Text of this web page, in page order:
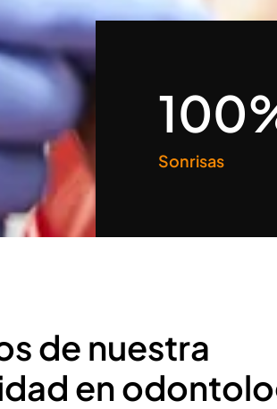
Sonrisas
de nuestra
en